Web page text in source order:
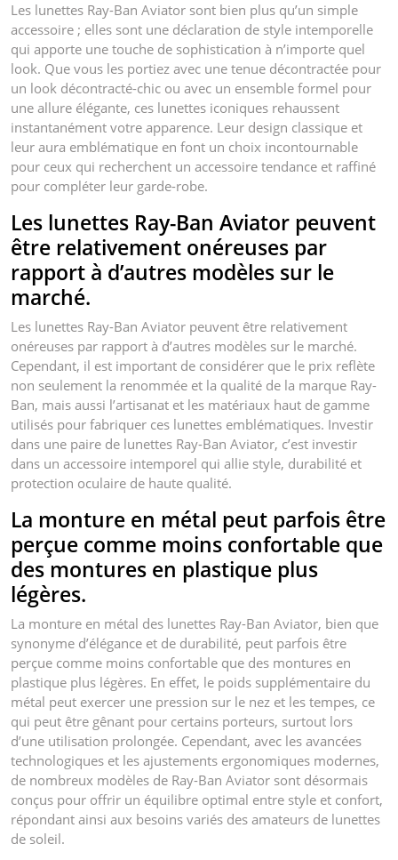
Les lunettes Ray-Ban Aviator sont bien plus qu’un simple
accessoire ; elles sont une déclaration de style intemporelle
qui apporte une touche de sophistication à n’importe quel
look. Que vous les portiez avec une tenue décontractée pour
un look décontracté-chic ou avec un ensemble formel pour
une allure élégante, ces lunettes iconiques rehaussent
instantanément votre apparence. Leur design classique et
leur aura emblématique en font un choix incontournable
pour ceux qui recherchent un accessoire tendance et raffiné
pour compléter leur garde-robe.
Les lunettes Ray-Ban Aviator peuvent
être relativement onéreuses par
rapport à d’autres modèles sur le
marché.
Les lunettes Ray-Ban Aviator peuvent être relativement
onéreuses par rapport à d’autres modèles sur le marché.
Cependant, il est important de considérer que le prix reflète
non seulement la renommée et la qualité de la marque Ray-
Ban, mais aussi l’artisanat et les matériaux haut de gamme
utilisés pour fabriquer ces lunettes emblématiques. Investir
dans une paire de lunettes Ray-Ban Aviator, c’est investir
dans un accessoire intemporel qui allie style, durabilité et
protection oculaire de haute qualité.
La monture en métal peut parfois être
perçue comme moins confortable que
des montures en plastique plus
légères.
La monture en métal des lunettes Ray-Ban Aviator, bien que
synonyme d’élégance et de durabilité, peut parfois être
perçue comme moins confortable que des montures en
plastique plus légères. En effet, le poids supplémentaire du
métal peut exercer une pression sur le nez et les tempes, ce
qui peut être gênant pour certains porteurs, surtout lors
d’une utilisation prolongée. Cependant, avec les avancées
technologiques et les ajustements ergonomiques modernes,
de nombreux modèles de Ray-Ban Aviator sont désormais
conçus pour offrir un équilibre optimal entre style et confort,
répondant ainsi aux besoins variés des amateurs de lunettes
de soleil.